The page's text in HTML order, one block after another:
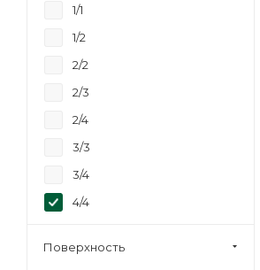
1/1
1/2
2/2
2/3
2/4
3/3
3/4
4/4
Поверхность